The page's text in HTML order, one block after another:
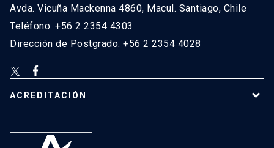
Avda. Vicuña Mackenna 4860, Macul. Santiago, Chile
Teléfono: +56 2 2354 4303
Dirección de Postgrado: +56 2 2354 4028
ACREDITACIÓN